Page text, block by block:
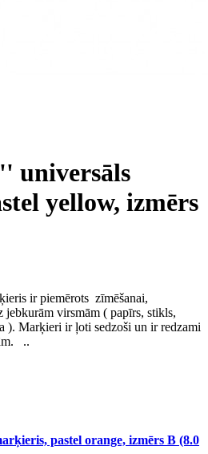
universāls
yellow, izmērs
ir piemērots zīmēšanai,
jebkurām virsmām ( papīrs, stikls,
). Marķieri ir ļoti sedzoši un ir redzami
..
pastel orange, izmērs B (8.0